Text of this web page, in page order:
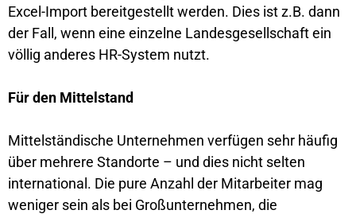
Excel-Import bereitgestellt werden. Dies ist z.B. dann
der Fall, wenn eine einzelne Landesgesellschaft ein
völlig anderes HR-System nutzt.
Für den Mittelstand
Mittelständische Unternehmen verfügen sehr häufig
über mehrere Standorte – und dies nicht selten
international. Die pure Anzahl der Mitarbeiter mag
weniger sein als bei Großunternehmen, die